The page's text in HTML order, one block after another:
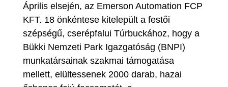
Április elsején, az Emerson Automation FCP
KFT. 18 önkéntese kitelepült a festői
szépségű, cserépfalui Túrbuckához, hogy a
Bükki Nemzeti Park Igazgatóság (BNPI)
munkatársainak szakmai támogatása
mellett, elültessenek 2000 darab, hazai